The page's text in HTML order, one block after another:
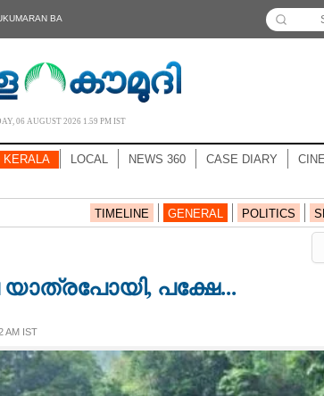
BA
06 AUGUST 2026 1.59 PM IST
KERALA LOCAL NEWS 360 CASE DIARY
TIMELINE GENERAL POLITICS
പക്ഷേ...
AM IST